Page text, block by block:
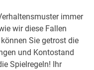
immer
wir diese Fallen
Sie getrost die
und Kontostand
Spielregeln! Ihr